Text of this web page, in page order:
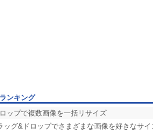
ンキング
ップで複数画像を一括リサイズ
ッグ&ドロップでさまざまな画像を好きなサ